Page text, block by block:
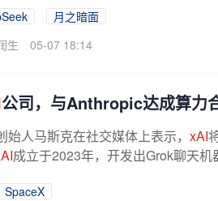
月之暗面
生 05-07 18:14
公司，与Anthropic达成算力
人马斯克在社交媒体上表示， xAI
成立于2023年，开发出Grok聊天
SpaceX